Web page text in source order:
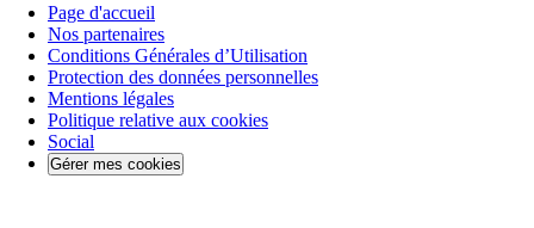
Page d'accueil
Nos partenaires
Conditions Générales d’Utilisation
Protection des données personnelles
Mentions légales
Politique relative aux cookies
Social
Gérer mes cookies